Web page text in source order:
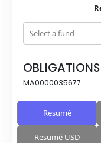
Select a fund
OBLIGATIONS
MA0000035677
Resumé
Resumé USD